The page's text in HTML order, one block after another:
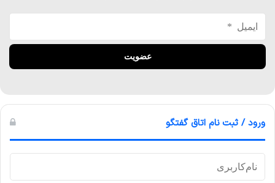
ورود / ثبت نام اتاق گفتگو